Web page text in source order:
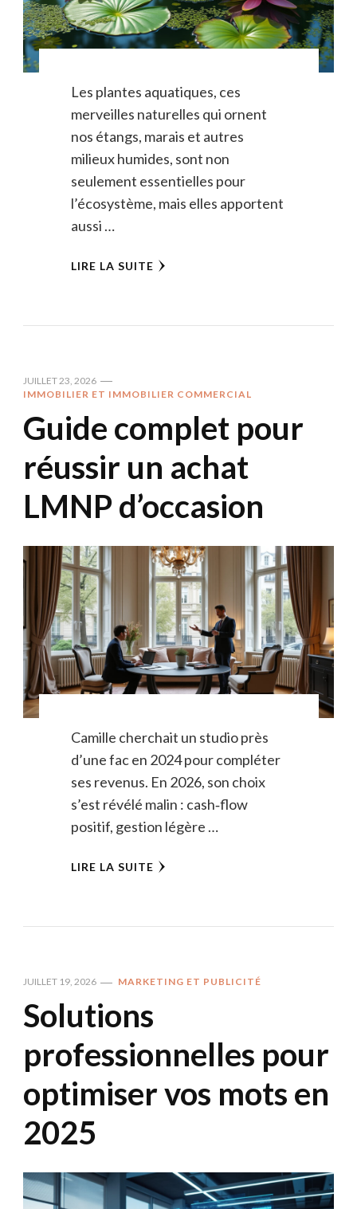
Les plantes aquatiques, ces
merveilles naturelles qui ornent
nos étangs, marais et autres
milieux humides, sont non
seulement essentielles pour
l’écosystème, mais elles apportent
aussi …
LIRE LA SUITE
JUILLET 23, 2026
IMMOBILIER ET IMMOBILIER COMMERCIAL
Guide complet pour
réussir un achat
LMNP d’occasion
Camille cherchait un studio près
d’une fac en 2024 pour compléter
ses revenus. En 2026, son choix
s’est révélé malin : cash‑flow
positif, gestion légère …
LIRE LA SUITE
JUILLET 19, 2026 MARKETING ET PUBLICITÉ
Solutions
professionnelles pour
optimiser vos mots en
2025